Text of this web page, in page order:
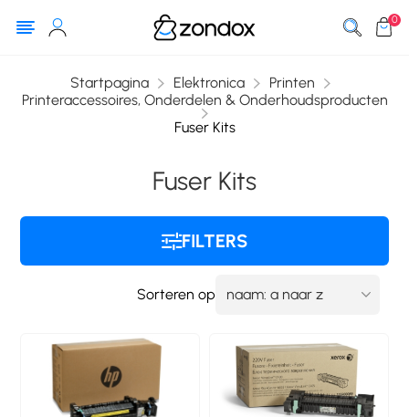
0
Startpagina Elektronica
Printen
Printeraccessoires, Onderdelen & Onderhoudsproducten
Fuser Kits
Fuser Kits
FILTERS
Sorteren op